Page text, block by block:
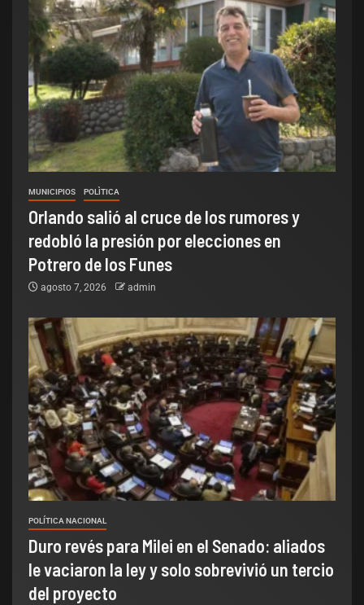
MUNICIPIOS POLÌTICA
Orlando salió al cruce de los rumores y
redobló la presión por elecciones en
Potrero de los Funes
agosto 7, 2026 admin
POLÍTICA NACIONAL
Duro revés para Milei en el Senado: aliados
le vaciaron la ley y solo sobrevivió un tercio
del proyecto